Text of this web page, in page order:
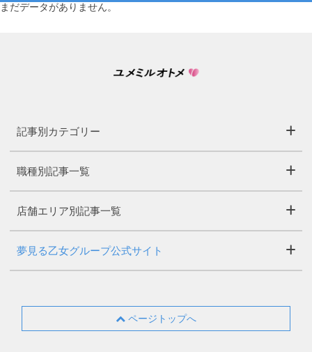
まだデータがありません。
記事別カテゴリー
職種別記事一覧
店舗エリア別記事一覧
夢見る乙女グループ公式サイト
ページトップへ